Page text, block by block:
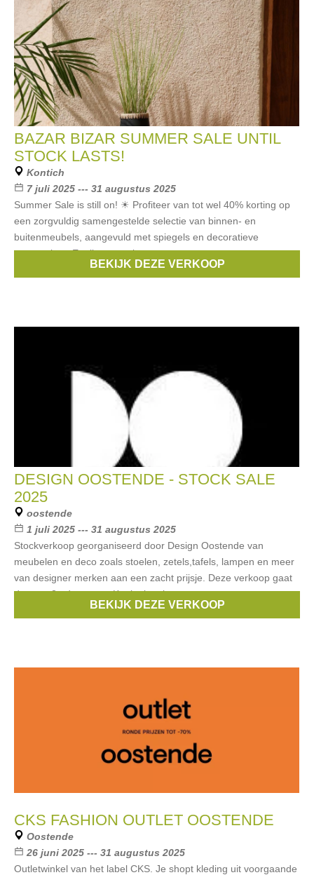
BAZAR BIZAR SUMMER SALE UNTIL
STOCK LASTS!
Kontich
7 juli 2025 --- 31 augustus 2025
Summer Sale is still on! ☀ Profiteer van tot wel 40% korting op
een zorgvuldig samengestelde selectie van binnen- en
buitenmeubels, aangevuld met spiegels en decoratieve
accessoires. Er zijn nog volop
Bazar Bizar
BEKIJK DEZE VERKOOP
DESIGN OOSTENDE - STOCK SALE
2025
oostende
1 juli 2025 --- 31 augustus 2025
Stockverkoop georganiseerd door Design Oostende van
meubelen en deco zoals stoelen, zetels,tafels, lampen en meer
van designer merken aan een zacht prijsje. Deze verkoop gaat
door op 2 adressen: - Koninginnelaan
,Ethnicraft,B&B Italia,Edra
BEKIJK DEZE VERKOOP
CKS FASHION OUTLET OOSTENDE
Oostende
26 juni 2025 --- 31 augustus 2025
Outletwinkel van het label CKS. Je shopt kleding uit voorgaande